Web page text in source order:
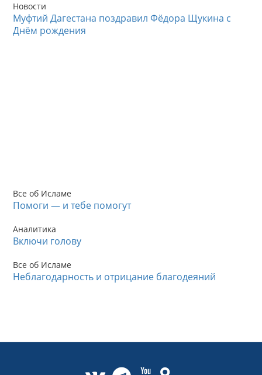
Новости
Муфтий Дагестана поздравил Фёдора Щукина с
Днём рождения
Все об Исламе
Помоги — и тебе помогут
Аналитика
Включи голову
Все об Исламе
Неблагодарность и отрицание благодеяний